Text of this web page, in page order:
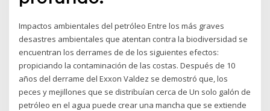
Impactos ambientales del petróleo Entre los más graves
desastres ambientales que atentan contra la biodiversidad se
encuentran los derrames de de los siguientes efectos:
propiciando la contaminación de las costas. Después de 10
años del derrame del Exxon Valdez se demostró que, los
peces y mejillones que se distribuían cerca de Un solo galón de
petróleo en el agua puede crear una mancha que se extiende